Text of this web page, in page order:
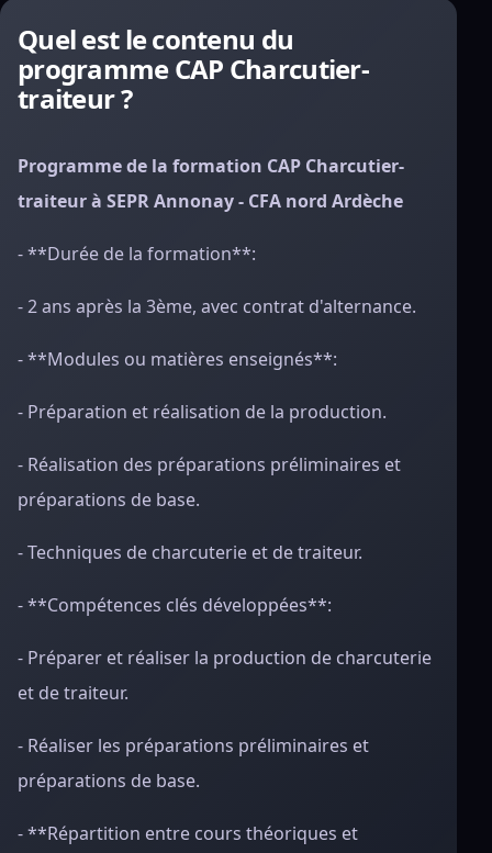
Quel est le contenu du
programme CAP Charcutier-
traiteur ?
Programme de la formation CAP Charcutier-
traiteur à SEPR Annonay - CFA nord Ardèche
- **Durée de la formation**:
- 2 ans après la 3ème, avec contrat d'alternance.
- **Modules ou matières enseignés**:
- Préparation et réalisation de la production.
- Réalisation des préparations préliminaires et
préparations de base.
- Techniques de charcuterie et de traiteur.
- **Compétences clés développées**:
- Préparer et réaliser la production de charcuterie
et de traiteur.
- Réaliser les préparations préliminaires et
préparations de base.
- **Répartition entre cours théoriques et